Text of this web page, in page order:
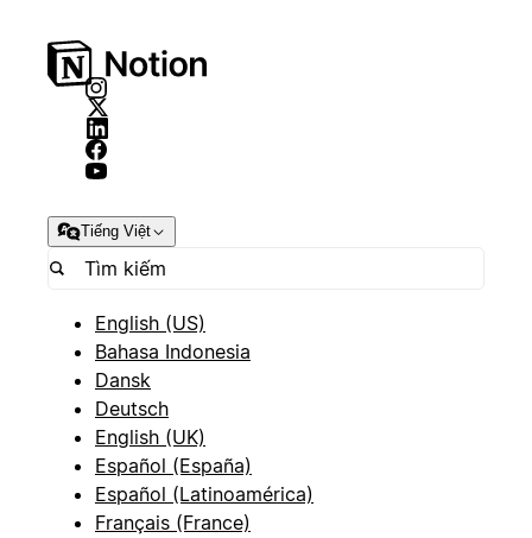
Tiếng Việt
English (US)
Bahasa Indonesia
Dansk
Deutsch
English (UK)
Español (España)
Español (Latinoamérica)
Français (France)